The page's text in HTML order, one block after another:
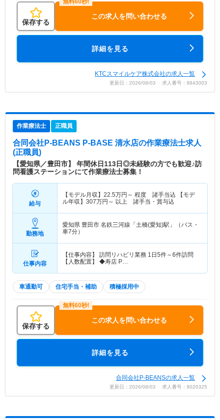
保存する
この求人を問い合わせる
詳細を見る
KTCスマイルケア株式会社の求人一覧
更新日：2026/08/03 求人番号：9843003
作業療法士 正職員
合同会社P-BEANS P-BASE 清水店の作業療法士求人
(正職員)
【愛知県／豊田市】 年間休日113日◎未経験の方でも歓迎♪訪
問看護ステーションにて作業療法士募集！
給与
【モデル月収】 22.5万円～ 程度 諸手当込 【モデ
ル年収】 307万円～ 以上 諸手当・賞与込
勤務地
愛知県 豊田市 名鉄三河線「土橋(愛知)駅」（バス・
車7分）
仕事内容
【仕事内容】 訪問リハビリ業務 1日5件～6件訪問
【人数配置】 ◆寿店 P…
車通勤可 住宅手当・補助 積極採用中
保存する
この求人を問い合わせる
詳細を見る
合同会社P-BEANSの求人一覧
更新日：2026/08/03 求人番号：9020325